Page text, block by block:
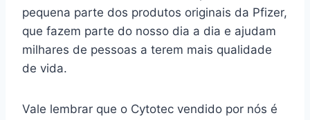
pequena parte dos produtos originais da Pfizer,
que fazem parte do nosso dia a dia e ajudam
milhares de pessoas a terem mais qualidade
de vida.
Vale lembrar que o Cytotec vendido por nós é